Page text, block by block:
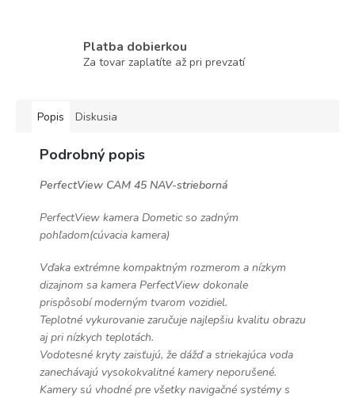
Platba dobierkou
Za tovar zaplatíte až pri prevzatí
Popis Diskusia
Podrobný popis
PerfectView CAM 45 NAV-strieborná
PerfectView kamera Dometic so zadným
pohľadom(cúvacia kamera)
Vďaka extrémne kompaktným rozmerom a nízkym
dizajnom sa kamera PerfectView dokonale
prispôsobí moderným tvarom vozidiel.
Teplotné vykurovanie zaručuje najlepšiu kvalitu obrazu
aj pri nízkych teplotách.
Vodotesné kryty zaisťujú, že dážď a striekajúca voda
zanechávajú vysokokvalitné kamery neporušené.
Kamery sú vhodné pre všetky navigačné systémy s